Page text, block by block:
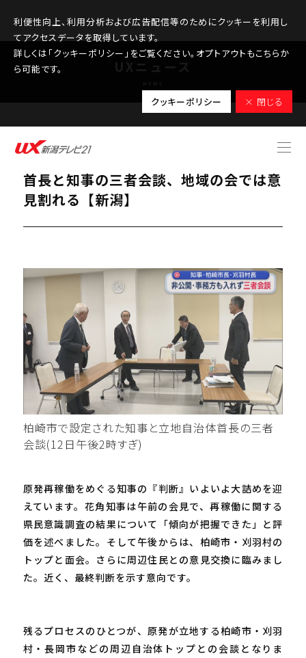
利便性向上、利用分析および広告配信等のためにクッキーを利用し
てアクセスデータを取得しています。
詳しくは「クッキーポリシー」をご覧ください。オプトアウトもこちらか
ら可能です。
クッキーポリシー × 閉じる
2025.11.12
【柏崎刈羽原発】原発が立地する自治体
首長と知事の三者会談、地域の会では意
見割れる【新潟】
柏崎市で設定された知事と立地自治体首長の三者
会談(12日午後2時すぎ)
原発再稼働をめぐる知事の『判断』いよいよ大詰めを迎
えています。花角知事は午前の会見で、再稼働に関する
県民意識調査の結果について「傾向が把握できた」と評
価を述べました。そして午後からは、柏崎市・刈羽村の
トップと面会。さらに周辺住民との意見交換に臨みまし
た。近く、最終判断を示す意向です。
残るプロセスのひとつが、原発が立地する柏崎市・刈羽
村・長岡市などの周辺自治体トップとの会談となりま